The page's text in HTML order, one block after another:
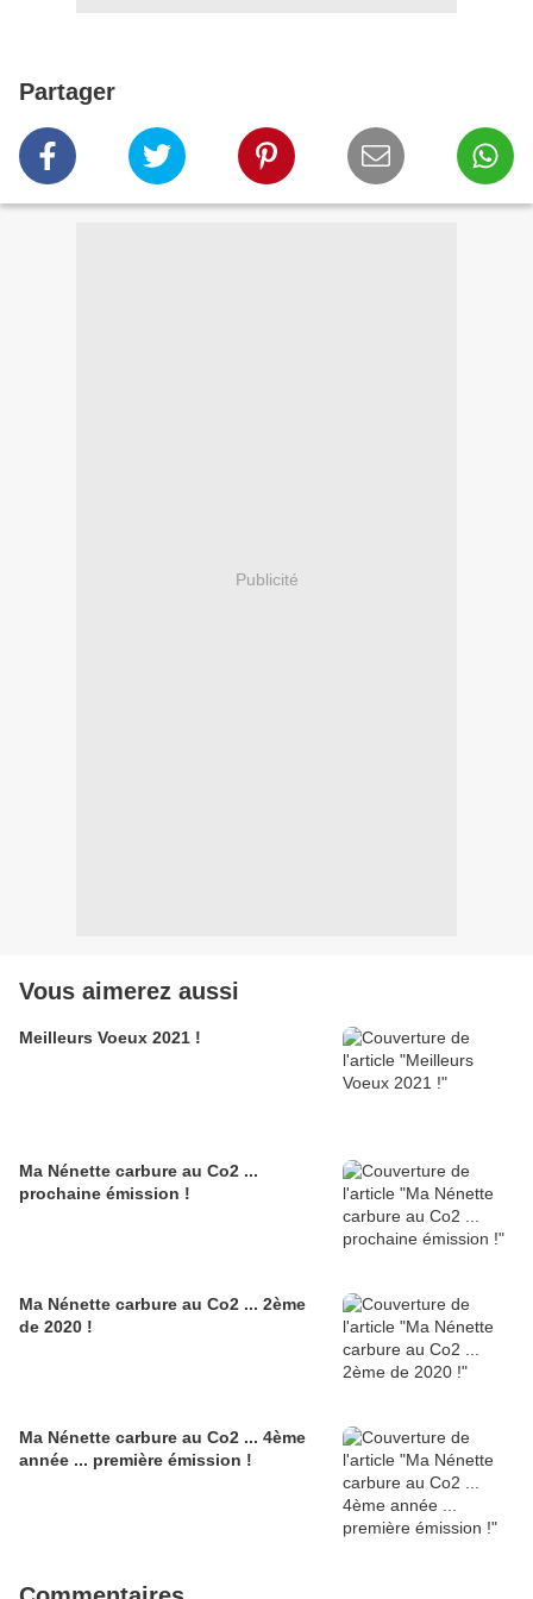
Partager
Publicité
Vous aimerez aussi
Meilleurs Voeux 2021 !
Ma Nénette carbure au Co2 ...
prochaine émission !
Ma Nénette carbure au Co2 ... 2ème
de 2020 !
Ma Nénette carbure au Co2 ... 4ème
année ... première émission !